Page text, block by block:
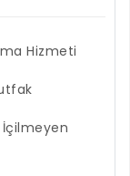
Hizmeti